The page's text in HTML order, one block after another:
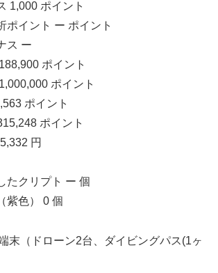
1,000 ポイント
ポイント ー ポイント
ス ー
ポイント
ポイント
ポイント
ポイント
円
たクリプト ー 個
紫色） 0 個
（ドローン2台、ダイビングパス(1ヶ